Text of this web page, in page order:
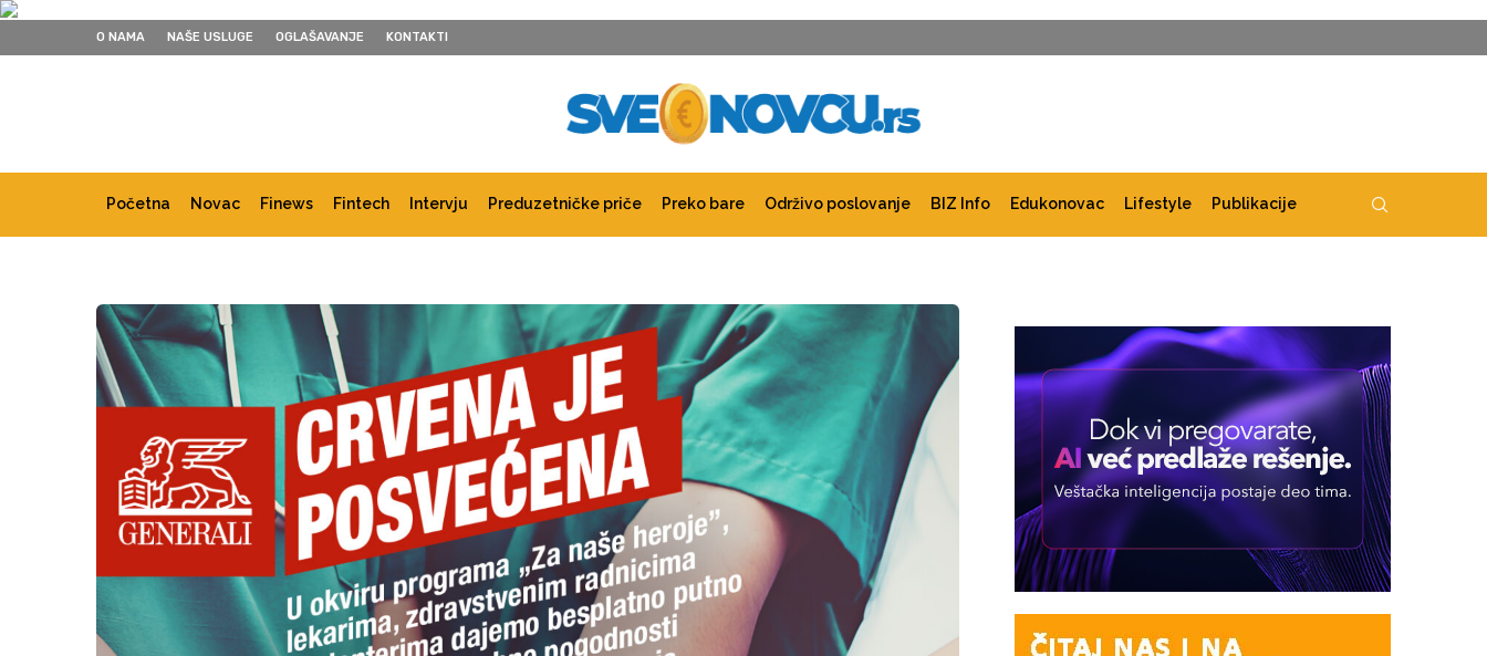
O NAMA NAŠE USLUGE OGLAŠAVANJE KONTAKTI
Početna Novac Finews Fintech Intervju Preduzetničke priče Preko bare Održivo poslovanje BIZ Info Edukonovac Lifestyle Publikacije